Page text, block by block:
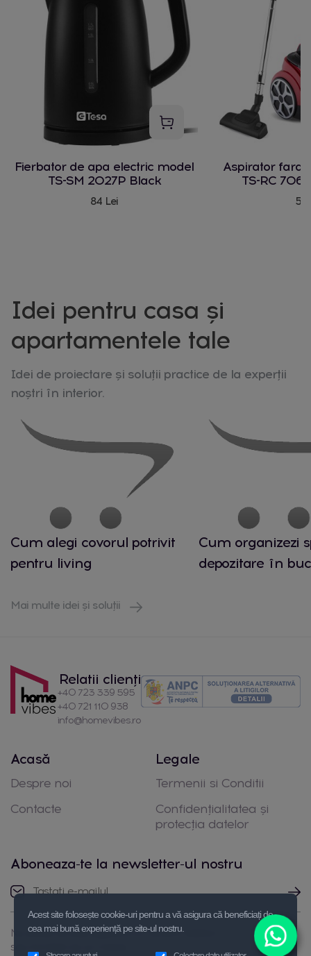
Fierbator de apa electric model
TS-SM 2027P Black
84 Lei
Aspirator fara
TS-RC 706
Idei pentru casa și
apartamentele tale
Idei de proiectare și soluții practice de la experții
noștri în interior.
Cum alegi covorul potrivit
pentru living
Cum organizezi
depozitare în
Mai multe idei și soluții
Relatii clienți
+40 723 339 595
+40 721 110 938
info@homevibes.ro
Acasă
Despre noi
Contacte
Legale
Termenii si Conditii
Confidențialitatea și
protecția datelor
Aboneaza-te la newsletter-ul nostru
Nu ezitați să luați legătura cu noi prin telefon
sau trimiteți-ne un mesaj
Acest site folosește cookie-uri pentru a vă asigura că beneficiați de
cea mai bună experiență pe site-ul nostru.